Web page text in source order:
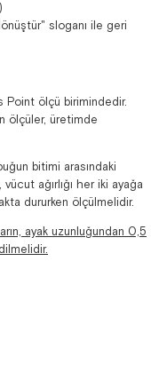
sloganı ile geri
Point ölçü birimindedir.
ölçüler, üretimde
bitimi arasındaki
ağırlığı her iki ayağa
dururken ölçülmelidir.
ayak uzunluğundan 0,5